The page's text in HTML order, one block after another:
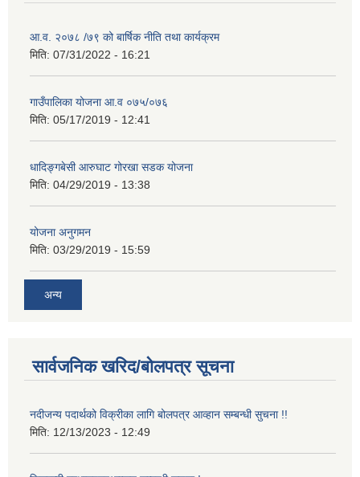
आ.व. २०७८ /७९ को बार्षिक नीति तथा कार्यक्रम
मिति: 07/31/2022 - 16:21
गाउँपालिका योजना आ.व ०७५/०७६
मिति: 05/17/2019 - 12:41
धादिङ्गबेसी आरुघाट गोरखा सडक योजना
मिति: 04/29/2019 - 13:38
योजना अनुगमन
मिति: 03/29/2019 - 15:59
अन्य
सार्वजनिक खरिद/बोलपत्र सूचना
नदीजन्य पदार्थको विक्रीका लागि बोलपत्र आव्हान सम्बन्धी सुचना !!
मिति: 12/13/2023 - 12:49